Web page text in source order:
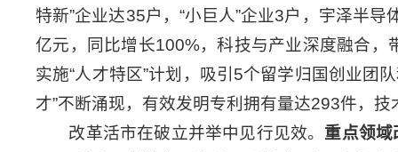
特新”企业达35户，“小巨人”企业3户，宇泽半
亿元，同比增长100%，科技与产业深度融合
实施“人才特区”计划，吸引5个留学归国创业团
才”不断涌现，有效发明专利拥有量达293件，
改革活市在破立并举中见行见效。 重点领域